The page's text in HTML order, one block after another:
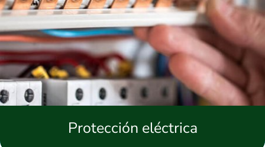
Protección eléctrica